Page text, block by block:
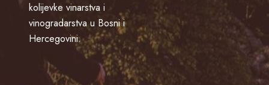
kolijevke vinarstva i
vinogradarstva u Bosni i
Hercegovini.